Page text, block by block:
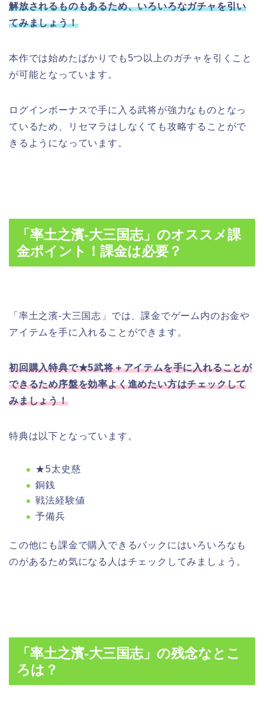
解放されるものもあるため、いろいろなガチャを引い
てみましょう！
本作では始めたばかりでも5つ以上のガチャを引くこと
が可能となっています。
ログインボーナスで手に入る武将が強力なものとなっ
ているため、リセマラはしなくても攻略することがで
きるようになっています。
「率土之濱-大三国志」のオススメ課
金ポイント！課金は必要？
「率土之濱-大三国志」では、課金でゲーム内のお金や
アイテムを手に入れることができます。
初回購入特典で★5武将＋アイテムを手に入れることが
できるため序盤を効率よく進めたい方はチェックして
みましょう！
特典は以下となっています。
★5太史慈
銅銭
戦法経験値
予備兵
この他にも課金で購入できるパックにはいろいろなも
のがあるため気になる人はチェックしてみましょう。
「率土之濱-大三国志」の残念なとこ
ろは？